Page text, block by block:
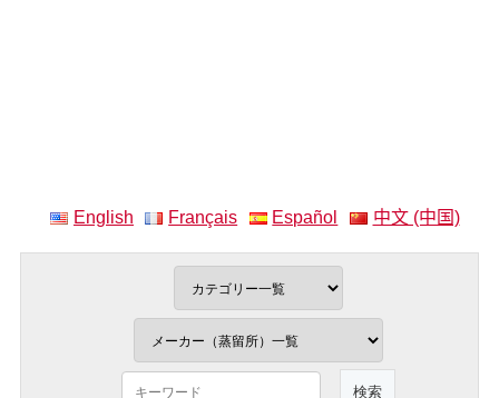
English Français Español 中文 (中国)